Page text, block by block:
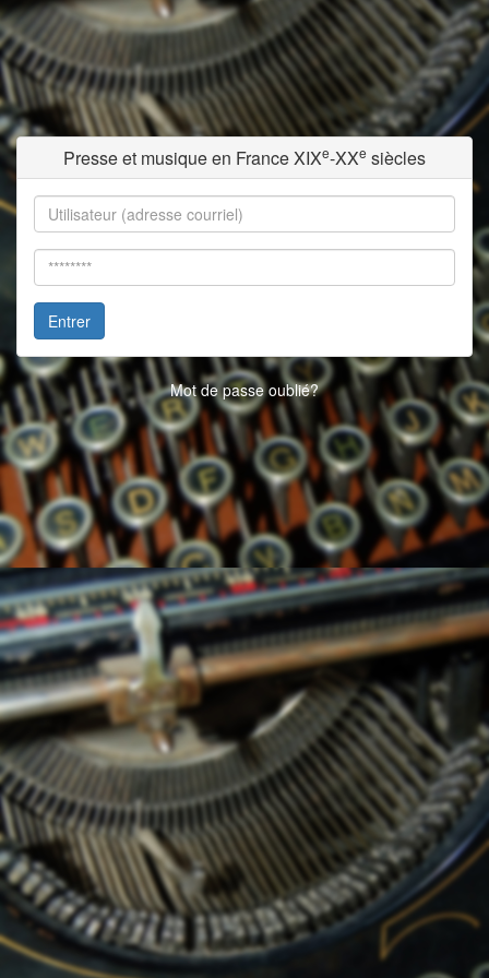
Presse et musique en France XIXe-XXe siècles
Entrer
Mot de passe oublié?